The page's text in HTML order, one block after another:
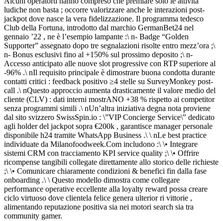
ludiche non basta ; occorre valorizzare anche le interazioni post‐
jackpot dove nasce la vera fidelizzazione.​ Il programma tedesco
Club della Fortuna, introdotto dal marchio GermanBet24 nel
gennaio ’22 , ne è l’esempio lampante :\ n- Badge “Golden
Supporter” assegnato dopo tre segnalazioni risolte entro mezz’ora ;\
n- Bonus esclusivi fino al +150% sul prossimo deposito ;\ n-
Accesso anticipato alle nuove slot progressive con RTP superiore al
‑96% .\ nIl requisito principale è dimostrare buona condotta durante
contatti crit­ici : feedback positivo ≥4 stelle su SurveyMonkey post‐
call .\ nQuesto approccio aumenta drasticamente il valore medio del
cliente (CLV) : dati interni mostrANO +38 % rispetto ai competitor
senza programmi simili .\ nUn’altra iniziativa degna nota proviene
dal sito svizzero SwissSpin.io : \”VIP Concierge Service\” dedicаtо
agli holder de⁠l jackpot sopra €200k , garantisce manager personale
disponibile h24 tramite WhatsApp Business .\ \ nLe best practice
individuate da Milanofoodweek.Com includono :\ \• Integrare
sistemi CRM con tracciamento KPI service quality ;\ \• Offrire
ricompense tangibili collegate direttamente allo storico delle richieste
;\ \• Comunicare chiaramente condizioni & benefici fin dalla fase
onboarding .\ \ Questo modello dimostra come collegare
performance operative eccellentе alla loyalty reward possa creare
ciclo virtuoso dove clientela felice genera ulterior ​ri vittorie ,
alimentando reputazione positiva sia nei motori search sia tra
community gamer.